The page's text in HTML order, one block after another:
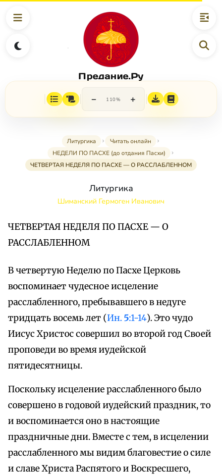
Предание.Ру
− 110% +
Литургика
Читать онлайн
НЕДЕЛИ ПО ПАСХЕ (до отдания Пасхи)
ЧЕТВЕРТАЯ НЕДЕЛЯ ПО ПАСХЕ — О РАССЛАБЛЕННОМ
Литургика
Шиманский Гермоген Иванович
ЧЕТВЕРТАЯ НЕДЕЛЯ ПО ПАСХЕ — О
РАССЛАБЛЕННОМ
В четвертую Неделю по Пасхе Церковь
воспоминает чудесное исцеление
расслабленного, пребывавшего в недуге
тридцать восемь лет (Ин. 5:1-14). Это чудо
Иисус Христос совершил во второй год Своей
проповеди во время иудейской
пятидесятницы.
Поскольку исцеление расслабленного было
совершено в годовой иудейский праздник, то
и воспоминается оно в настоящие
праздничные дни. Вместе с тем, в исцелении
расслабленного мы видим благовестие о силе
и славе Христа Распятого и Воскресшего,